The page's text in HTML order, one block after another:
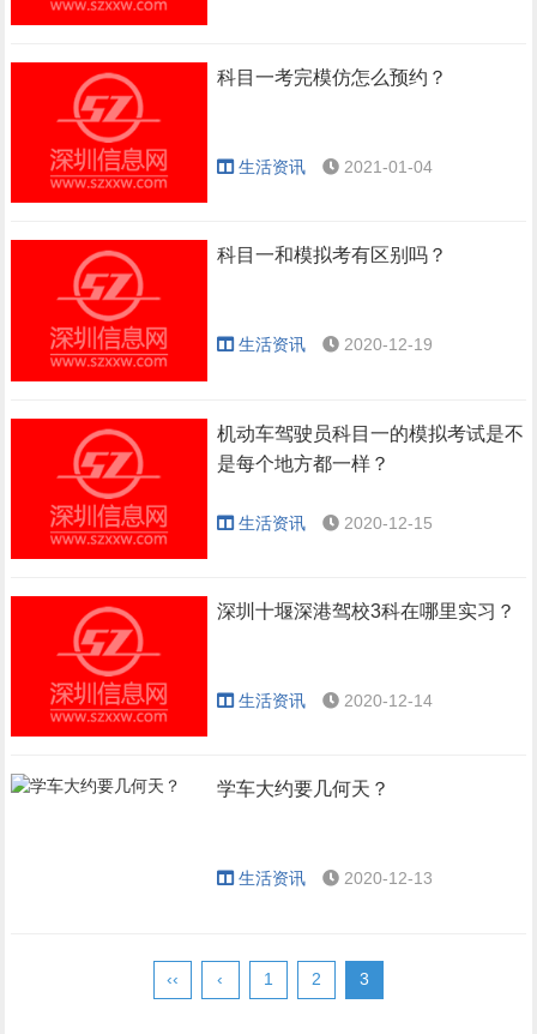
科目一考完模仿怎么预约？
生活资讯 2021-01-04
科目一和模拟考有区别吗？
生活资讯 2020-12-19
机动车驾驶员科目一的模拟考试是不
是每个地方都一样？
生活资讯 2020-12-15
深圳十堰深港驾校3科在哪里实习？
生活资讯 2020-12-14
学车大约要几何天？
生活资讯 2020-12-13
‹‹ ‹ 1 2 3